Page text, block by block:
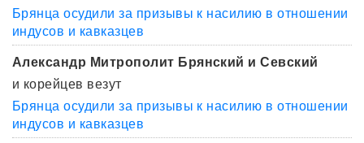
Брянца осудили за призывы к насилию в отношении
индусов и кавказцев
Александр Митрополит Брянский и Севский
и корейцев везут
Брянца осудили за призывы к насилию в отношении
индусов и кавказцев